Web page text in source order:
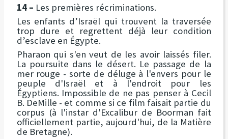
14 – Les premières récriminations.
Les enfants d’Israël qui trouvent la traversée
trop dure et regrettent déjà leur condition
d’esclave en Égypte.
Pharaon qui s'en veut de les avoir laissés filer.
La poursuite dans le désert. Le passage de la
mer rouge - sorte de déluge à l'envers pour le
peuple d'Israël et à l'endroit pour les
Égyptiens. Impossible de ne pas penser à Cecil
B. DeMille - et comme si ce film faisait partie du
corpus (à l'instar d'Excalibur de Boorman fait
officiellement partie, aujourd'hui, de la Matière
de Bretagne).